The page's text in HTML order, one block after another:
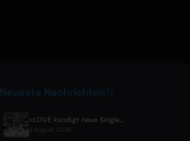
Neueste Nachrichten
=LOVE kündigt neue Single 'Koi, Hajimemashita.' und Tokyo-Dome-Konzerte an
8 August 2026